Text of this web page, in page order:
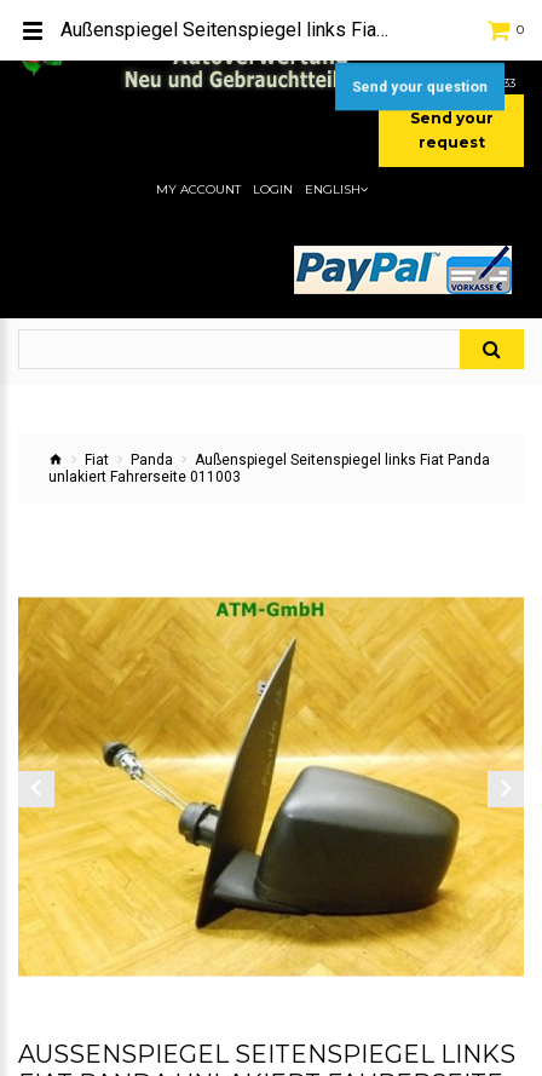
[+49] (0) 2232-5205
MOBIL:
[+49] (0) 177 / 4080033
Send your
request
0
MY ACCOUNT LOGIN ENGLISH
Fiat Panda
Außenspiegel Seitenspiegel links Fiat Panda
unlakiert Fahrerseite 011003
AUSSENSPIEGEL SEITENSPIEGEL LINKS F
Außenspiegel Seitenspiegel links Fiat Panda unlakiert Fahrerseite 011003
Send your question